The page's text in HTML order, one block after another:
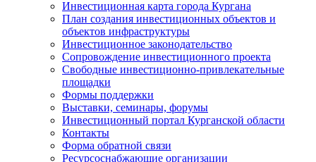
Инвестиционная карта города Кургана
План создания инвестиционных объектов и
объектов инфраструктуры
Инвестиционное законодательство
Сопровождение инвестиционного проекта
Свободные инвестиционно-привлекательные
площадки
Формы поддержки
Выставки, семинары, форумы
Инвестиционный портал Курганской области
Контакты
Форма обратной связи
Ресурсоснабжающие организации